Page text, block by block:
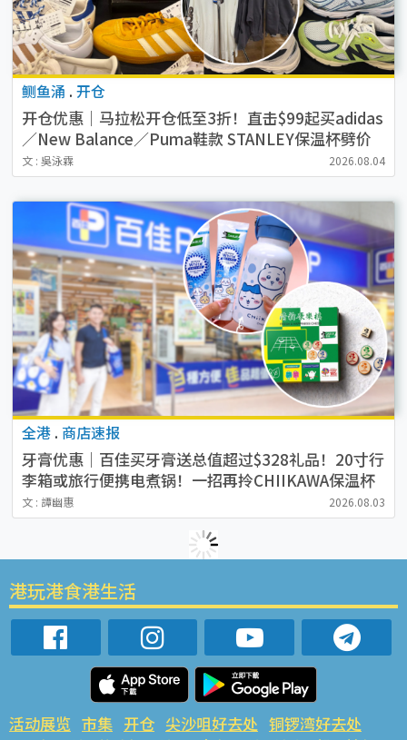
鲗鱼涌 . 开仓
开仓优惠｜马拉松开仓低至3折！直击$99起买adidas
／New Balance／Puma鞋款 STANLEY保温杯劈价
至$119起
文 : 吳泳霖 2026.08.04
全港 . 商店速报
牙膏优惠｜百佳买牙膏送总值超过$328礼品！20寸行
李箱或旅行便携电煮锅！一招再拎CHIIKAWA保温杯
文 : 譚幽惠 2026.08.03
港玩港食港生活
活动展览 市集 开仓 尖沙咀好去处 铜锣湾好去处